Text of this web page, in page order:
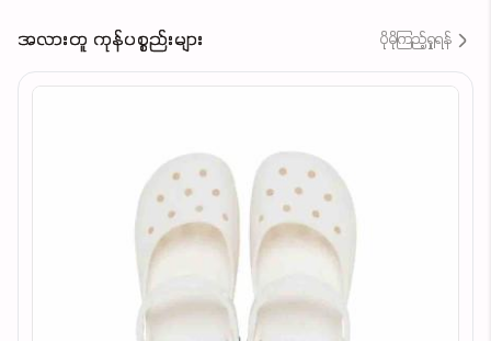
အလားတူ ကုန်ပစ္စည်းများ ပိုမိုကြည့်ရှုရန်